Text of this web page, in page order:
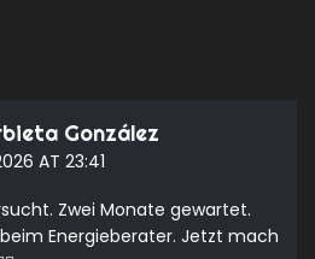
González
AT 23:41
Zwei Monate gewartet.
Energieberater. Jetzt mach